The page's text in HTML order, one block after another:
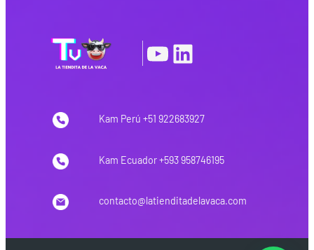
YouTube LinkedIn
Kam Perú +51 922683927
Kam Ecuador +593 958746195
contacto@latienditadelavaca.com